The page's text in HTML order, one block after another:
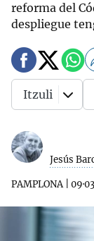
reforma del
despliegue
Jesús
PAMPLONA|
Itzuli